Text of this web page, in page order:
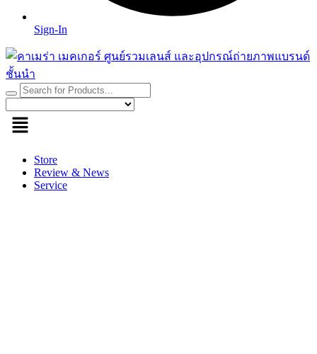
Sign-In
Store
Review & News
Service